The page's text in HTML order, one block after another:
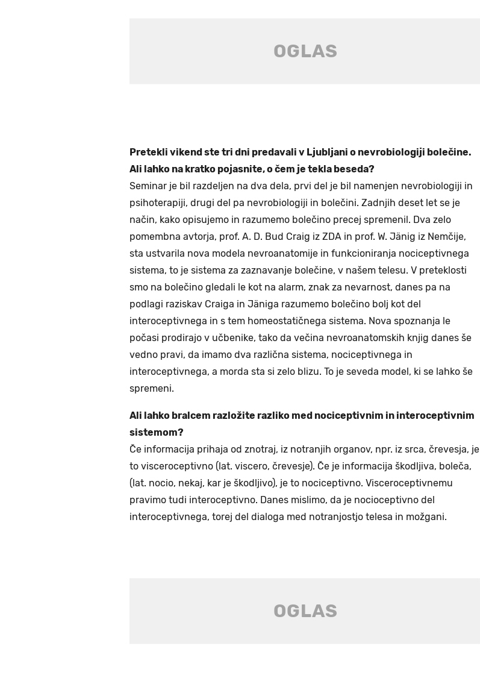
Pretekli vikend ste tri dni predavali v Ljubljani o nevrobiologiji bolečine.
Ali lahko na kratko pojasnite, o čem je tekla beseda?
Seminar je bil razdeljen na dva dela, prvi del je bil namenjen nevrobiologiji in
psihoterapiji, drugi del pa nevrobiologiji in bolečini. Zadnjih deset let se je
način, kako opisujemo in razumemo bolečino precej spremenil. Dva zelo
pomembna avtorja, prof. A. D. Bud Craig iz ZDA in prof. W. Jänig iz Nemčije,
sta ustvarila nova modela nevroanatomije in funkcioniranja nociceptivnega
sistema, to je sistema za zaznavanje bolečine, v našem telesu. V preteklosti
smo na bolečino gledali le kot na alarm, znak za nevarnost, danes pa na
podlagi raziskav Craiga in Jäniga razumemo bolečino bolj kot del
interoceptivnega in s tem homeostatičnega sistema. Nova spoznanja le
počasi prodirajo v učbenike, tako da večina nevroanatomskih knjig danes še
vedno pravi, da imamo dva različna sistema, nociceptivnega in
interoceptivnega, a morda sta si zelo blizu. To je seveda model, ki se lahko še
spremeni.
Ali lahko bralcem razložite razliko med nociceptivnim in interoceptivnim
sistemom?
Če informacija prihaja od znotraj, iz notranjih organov, npr. iz srca, črevesja, je
to visceroceptivno (lat. viscero, črevesje). Če je informacija škodljiva, boleča,
(lat. nocio, nekaj, kar je škodljivo), je to nociceptivno. Visceroceptivnemu
pravimo tudi interoceptivno. Danes mislimo, da je nocioceptivno del
interoceptivnega, torej del dialoga med notranjostjo telesa in možgani.